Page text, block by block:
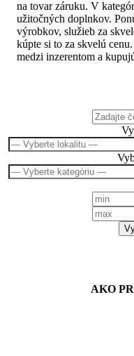
na tovar záruku. V
užitočných doplnkov.
výrobkov, služieb za
kúpte si to za skvelú
medzi inzerentom a
AKO